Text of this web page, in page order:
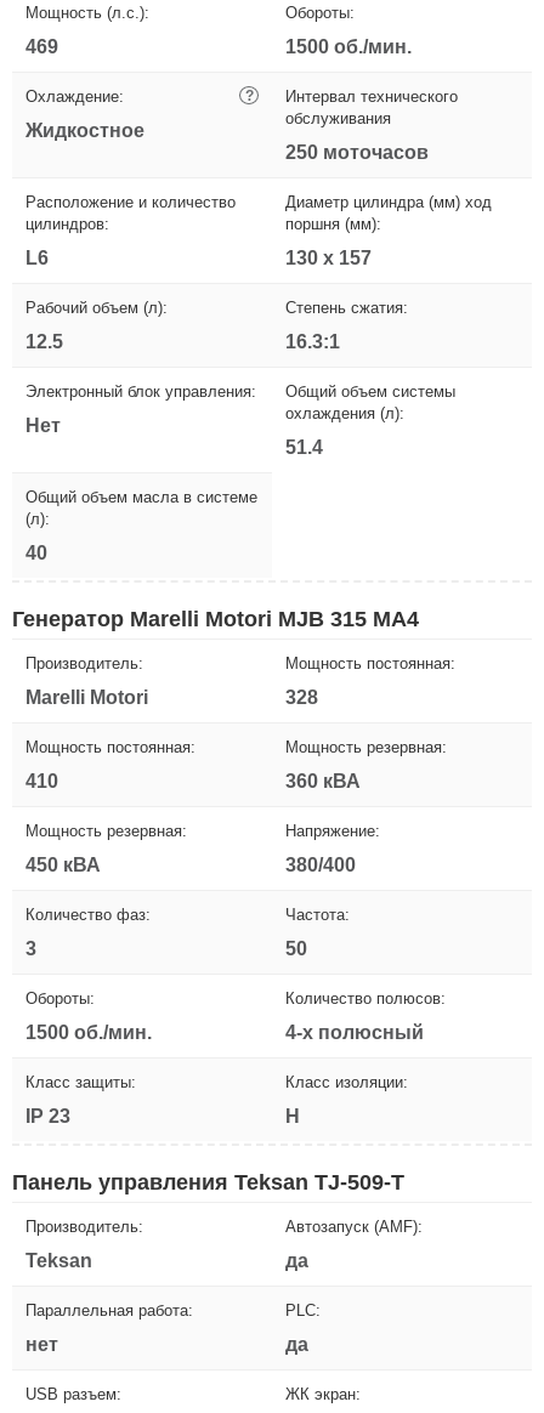
Мощность (л.с.):
469
Обороты:
1500 об./мин.
Охлаждение: ?
Жидкостное
Интервал технического
обслуживания
250 моточасов
Расположение и количество
цилиндров:
L6
Диаметр цилиндра (мм) ход
поршня (мм):
130 x 157
Рабочий объем (л):
12.5
Степень сжатия:
16.3:1
Электронный блок управления:
Нет
Общий объем системы
охлаждения (л):
51.4
Общий объем масла в системе
(л):
40
Генератор Marelli Motori MJB 315 MA4
Производитель:
Marelli Motori
Мощность постоянная:
328
Мощность постоянная:
410
Мощность резервная:
360 кВА
Мощность резервная:
450 кВА
Напряжение:
380/400
Количество фаз:
3
Частота:
50
Обороты:
1500 об./мин.
Количество полюсов:
4-х полюсный
Класс защиты:
IP 23
Класс изоляции:
H
Панель управления Teksan TJ-509-T
Производитель:
Teksan
Автозапуск (AMF):
да
Параллельная работа:
нет
PLC:
да
USB разъем: ЖК экран: